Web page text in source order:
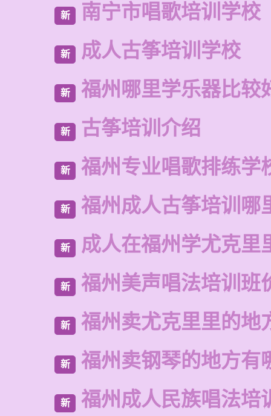
新 南宁市唱歌培训学校
新 成人古筝培训学校
新 福州哪里学乐器比较
新 古筝培训介绍
新 福州专业唱歌排练学
新 福州成人古筝培训哪
新 成人在福州学尤克里
新 福州美声唱法培训班
新 福州卖尤克里里的地
新 福州卖钢琴的地方有
新 福州成人民族唱法培